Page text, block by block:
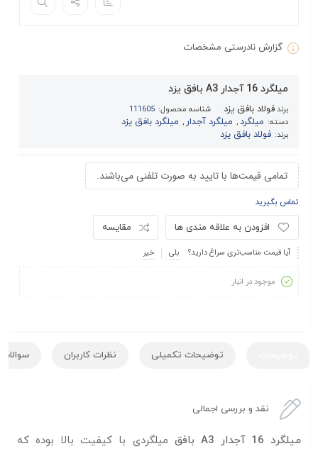
گزارش نادرستی مشخصات
میلگرد 16 آجدار A3 بافق یزد
برندفولاد بافق یزد شناسه محصول: 111605
دسته: میلگرد, میلگرد آجدار , میلگرد بافق یزد
برند: فولاد بافق یزد
تمامی قیمت‌ها با تایید به صورت تلفنی می‌باشند.
تماس بگیرید
مقایسه افزودن به علاقه مندی ها
آیا قیمت مناسب‌تری سراغ دارید؟ بلی خیر
موجود در انبار
توضیحات تکمیلی نظرات کاربران سوالات
نقد و بررسی اجمالی
میلگرد 16 آجدار A3 بافق
میلگردی با کیفیت بالا بوده که